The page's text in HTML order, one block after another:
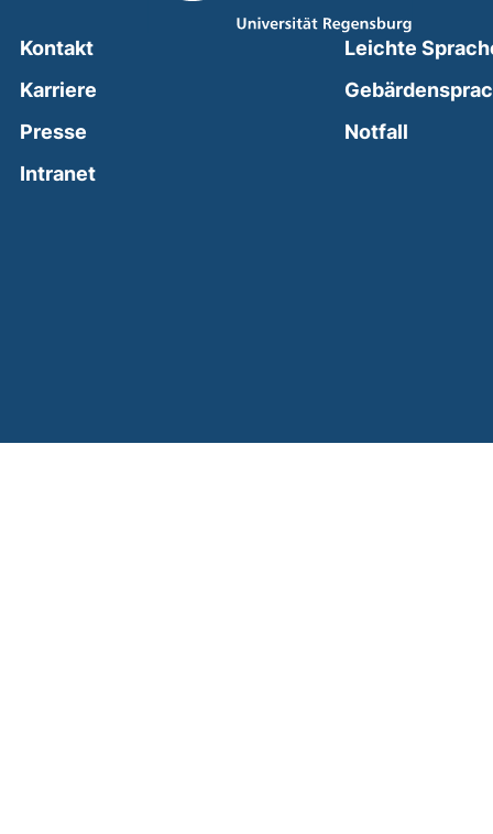
Kontakt
Karriere
Presse
Intranet(external link, opens in a new window)
Leichte
Notfall